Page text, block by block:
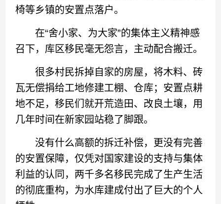
椅等乡镇的安置点落户。
在“舍小家、为大家”的集体主义精神感
召下，库区移民毫无怨言，主动配合搬迁。
很多村民拆掉自家的房屋，将木料、砖
瓦无偿捐给工地修建工棚、仓库；安置点耕
地不足，移民们就开荒造田、改良土壤，用
几年时间在新家园站稳了脚跟。
没有什么高额的拆迁补偿，更没有完善
的安置保障，仅凭对国家建设的支持与集体
利益的认同，两千多名移民完成了生产生活
的彻底重构，为水库建成付出了巨大的个人